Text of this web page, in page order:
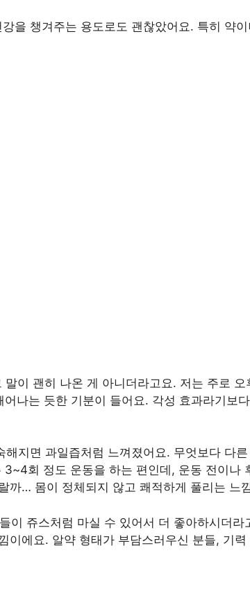
을 챙겨주는 용도로도 괜찮았어요. 특히 약
말이 괜히 나온 게 아니더라고요. 저는 주로
나는 듯한 기분이 들어요. 각성 효과라기보
지면 과일즙처럼 느껴졌어요. 무엇보다 다
회 정도 운동을 하는 편인데, 운동 전이나
까… 몸이 정체되지 않고 쾌적하게 풀리는 느
이 쥬스처럼 마실 수 있어서 더 좋아하시더라
에요. 알약 형태가 부담스러우신 분들, 기